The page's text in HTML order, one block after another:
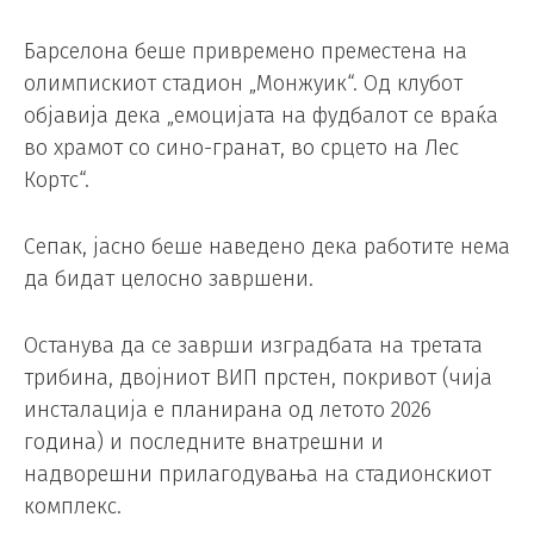
Барселона беше привремено преместена на
олимпискиот стадион „Монжуик“. Од клубот
објавија дека „емоцијата на фудбалот се враќа
во храмот со сино-гранат, во срцето на Лес
Кортс“.
Сепак, јасно беше наведено дека работите нема
да бидат целосно завршени.
Останува да се заврши изградбата на третата
трибина, двојниот ВИП прстен, покривот (чија
инсталација е планирана од летото 2026
година) и последните внатрешни и
надворешни прилагодувања на стадионскиот
комплекс.